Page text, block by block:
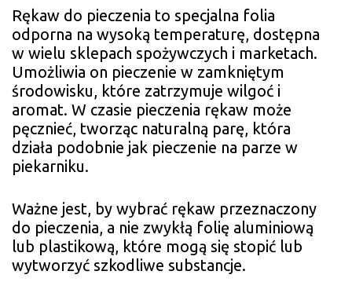
Rękaw do pieczenia to specjalna folia
odporna na wysoką temperaturę, dostępna
w wielu sklepach spożywczych i marketach.
Umożliwia on pieczenie w zamkniętym
środowisku, które zatrzymuje wilgoć i
aromat. W czasie pieczenia rękaw może
pęcznieć, tworząc naturalną parę, która
działa podobnie jak pieczenie na parze w
piekarniku.
Ważne jest, by wybrać rękaw przeznaczony
do pieczenia, a nie zwykłą folię aluminiową
lub plastikową, które mogą się stopić lub
wytworzyć szkodliwe substancje.